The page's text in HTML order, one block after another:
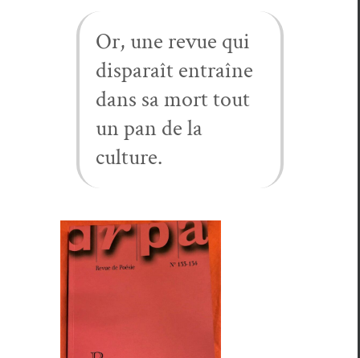
Or, une revue qui
dis­paraît entraîne
dans sa mort tout
un pan de la
culture.